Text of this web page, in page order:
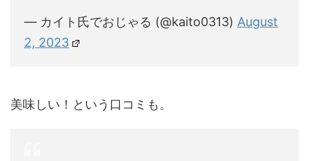
— カイト氏でおじゃる (@kaito0313) August
2, 2023
美味しい！という口コミも。